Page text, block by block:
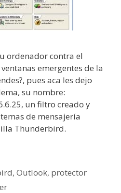
ordenador contra el
emergentes de la
pues aca les dejo
su nombre:
un filtro creado y
de mensajería
Thunderbird.
,Outlook, protector